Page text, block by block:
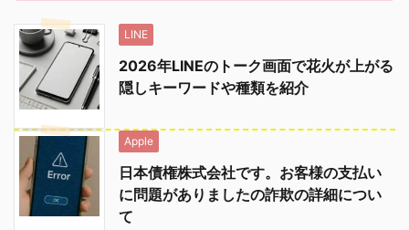
LINE
2026年LINEのトーク画面で花火が上がる
隠しキーワードや種類を紹介
Apple
日本債権株式会社です。お客様の支払い
に問題がありましたの詐欺の詳細につい
て